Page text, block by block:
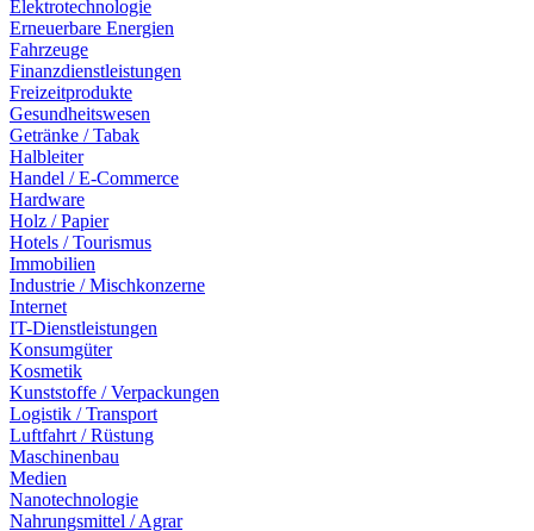
Elektrotechnologie
Erneuerbare Energien
Fahrzeuge
Finanzdienstleistungen
Freizeitprodukte
Gesundheitswesen
Getränke / Tabak
Halbleiter
Handel / E-Commerce
Hardware
Holz / Papier
Hotels / Tourismus
Immobilien
Industrie / Mischkonzerne
Internet
IT-Dienstleistungen
Konsumgüter
Kosmetik
Kunststoffe / Verpackungen
Logistik / Transport
Luftfahrt / Rüstung
Maschinenbau
Medien
Nanotechnologie
Nahrungsmittel / Agrar